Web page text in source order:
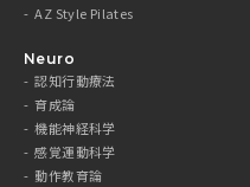
AZ Style Pilates
Neuro
認知行動療法
育成論
機能神経科学
感覚運動科学
動作教育論